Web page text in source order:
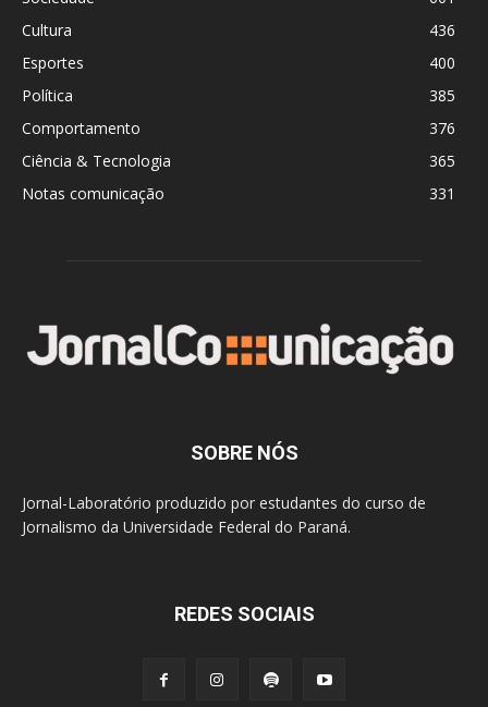
Cultura
436
Esportes
400
Política
385
Comportamento
376
Ciência & Tecnologia
365
Notas comunicação
331
SOBRE NÓS
Jornal-Laboratório produzido por estudantes do curso de
Jornalismo da Universidade Federal do Paraná.
REDES SOCIAIS